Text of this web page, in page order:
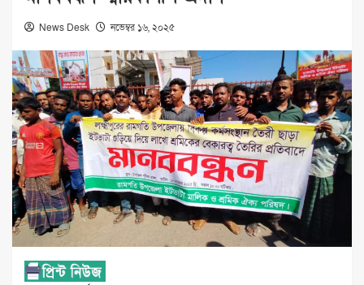
News Desk নভেম্বর ১৬, ২০২৫